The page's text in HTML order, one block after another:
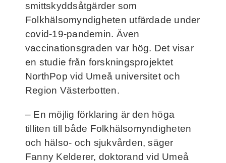
smittskyddsåtgärder som
Folkhälsomyndigheten utfärdade under
covid-19-pandemin. Även
vaccinationsgraden var hög. Det visar
en studie från forskningsprojektet
NorthPop vid Umeå universitet och
Region Västerbotten.
– En möjlig förklaring är den höga
tilliten till både Folkhälsomyndigheten
och hälso- och sjukvården, säger
Fanny Kelderer, doktorand vid Umeå